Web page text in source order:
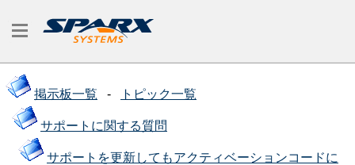
掲示板一覧 - トピック一覧
サポートに関する質問
サポートを更新してもアクティベーションコードに